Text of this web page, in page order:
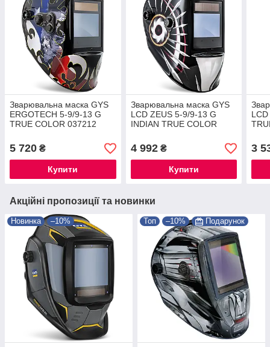
Зварювальна маска GYS
ERGOTECH 5-9/9-13 G
TRUE COLOR 037212
5 720 ₴
Купити
Зварювальна маска GYS
LCD ZEUS 5-9/9-13 G
INDIAN TRUE COLOR
4 992₴
Купити
3
Акційні пропозиції та новинки
Новинка –10% Топ –10% Подарунок